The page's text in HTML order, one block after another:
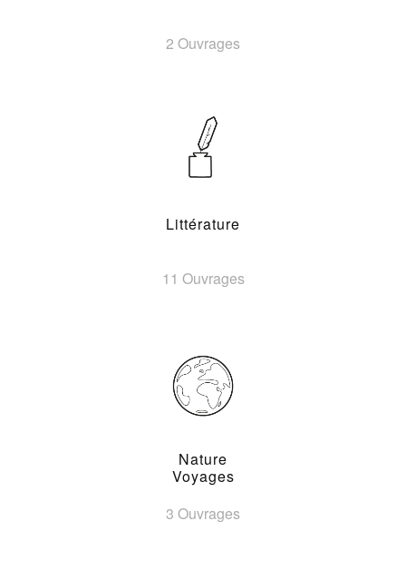
2 Ouvrages
Littérature
11 Ouvrages
Nature
Voyages
3 Ouvrages